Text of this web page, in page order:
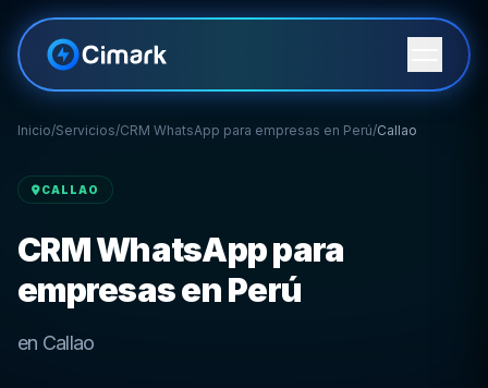
Inicio/Servicios/CRM WhatsApp para empresas en Perú/Callao
CALLAO
CRM WhatsApp para
empresas en Perú
en Callao